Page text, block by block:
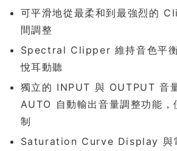
可平滑地從最柔和到最強烈的
間調整
Spectral Clipper 維持音色平衡
悅耳動聽
獨立的 INPUT 與 OUTPUT 音
AUTO 自動輸出音量調整功能，
制
Saturation Curve Display 與